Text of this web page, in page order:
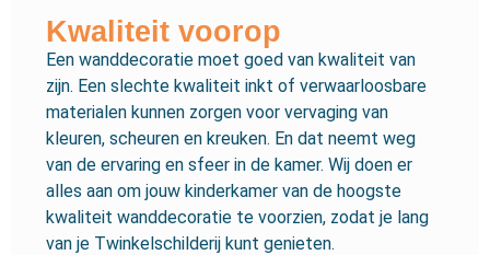
Kwaliteit voorop
Een wanddecoratie moet goed van kwaliteit van
zijn. Een slechte kwaliteit inkt of verwaarloosbare
materialen kunnen zorgen voor vervaging van
kleuren, scheuren en kreuken. En dat neemt weg
van de ervaring en sfeer in de kamer. Wij doen er
alles aan om jouw kinderkamer van de hoogste
kwaliteit wanddecoratie te voorzien, zodat je lang
van je Twinkelschilderij kunt genieten.